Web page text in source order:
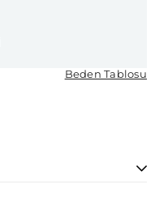
Beden Tablosu